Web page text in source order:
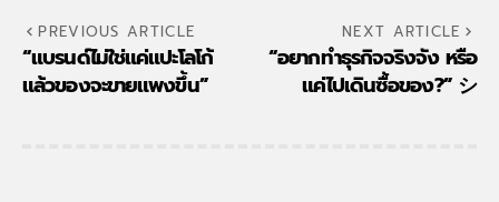
PREVIOUS ARTICLE
“แบรนด์ไม่ใช่แค่แปะโลโก้
แล้วของจะขายแพงขึ้น”
NEXT ARTICLE
“อยากทำธุรกิจจริงจัง หรือ
แค่ไปเดินซื้อของ?” シ